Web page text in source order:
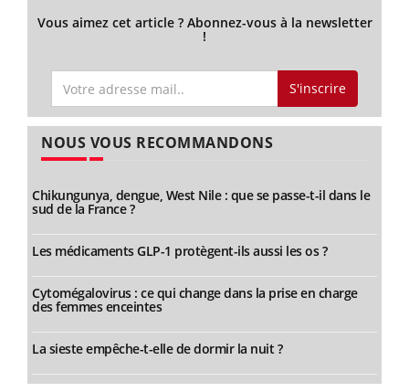
Vous aimez cet article ? Abonnez-vous à la newsletter
!
S'inscrire
NOUS VOUS RECOMMANDONS
Chikungunya, dengue, West Nile : que se passe-t-il dans le
sud de la France ?
Les médicaments GLP-1 protègent-ils aussi les os ?
Cytomégalovirus : ce qui change dans la prise en charge
des femmes enceintes
La sieste empêche-t-elle de dormir la nuit ?